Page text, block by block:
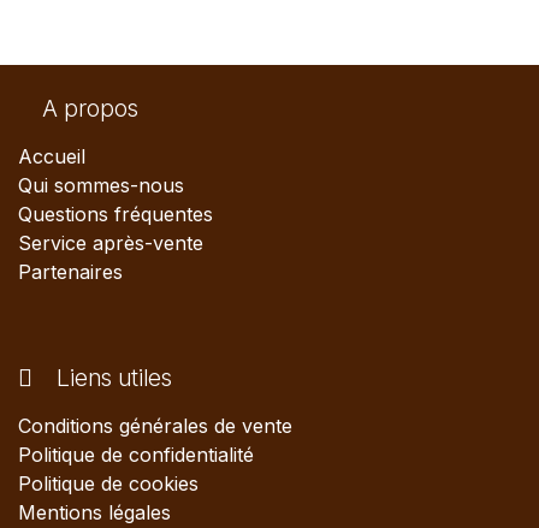
A propos
Accueil
Qui sommes-nous
Questions fréquentes
Service après-vente
Partenaires
Liens utiles
Conditions générales de vente
Politique de confidentialité
Politique de cookies
Mentions légales